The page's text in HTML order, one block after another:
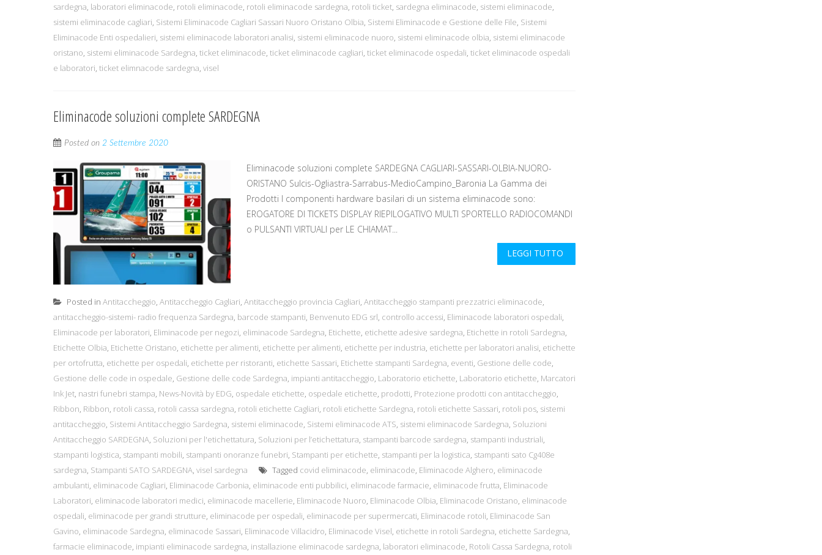
sardegna laboratori eliminacode rotoli eliminacode rotoli eliminacode sardegna rotoli ticket sardegna eliminacode sistemi eliminacode
sistemi eliminacode cagliari Sistemi Eliminacode Cagliari Sassari Nuoro Oristano Olbia Sistemi Eliminacode e Gestione delle File Sistemi
Eliminacode Enti ospedalieri sistemi eliminacode laboratori analisi sistemi eliminacode nuoro sistemi eliminacode olbia sistemi eliminacode
oristano sistemi eliminacode Sardegna ticket eliminacode ticket eliminacode cagliari ticket eliminacode ospedali ticket eliminacode ospedali
e laboratori ticket elimnacode sardegna visel
Eliminacode soluzioni complete SARDEGNA
Posted on 2 Settembre 2020
Eliminacode soluzioni complete SARDEGNA CAGLIARI-SASSARI-OLBIA-NUORO-
ORISTANO Sulcis-Ogliastra-Sarrabus-MedioCampino_Baronia La Gamma dei
Prodotti I componenti hardware basilari di un sistema eliminacode sono:
EROGATORE DI TICKETS DISPLAY RIEPILOGATIVO MULTI SPORTELLO RADIOCOMANDI
o PULSANTI VIRTUALI per LE CHIAMAT...
LEGGI TUTTO
Posted in Antitaccheggio, Antitaccheggio Cagliari, Antitaccheggio provincia Cagliari, Antitaccheggio stampanti prezzatrici eliminacode,
antitaccheggio-sistemi- radio frequenza Sardegna, barcode stampanti, Benvenuto EDG srl, controllo accessi, Eliminacode laboratori ospedali,
Eliminacode per laboratori, Eliminacode per negozi, eliminacode Sardegna, Etichette, etichette adesive sardegna, Etichette in rotoli Sardegna,
Etichette Olbia, Etichette Oristano, etichette per alimenti, etichette per alimenti, etichette per industria, etichette per laboratori analisi, etichette
per ortofrutta, etichette per ospedali, etichette per ristoranti, etichette Sassari, Etichette stampanti Sardegna, eventi, Gestione delle code,
Gestione delle code in ospedale, Gestione delle code Sardegna, impianti antitaccheggio, Laboratorio etichette, Laboratorio etichette, Marcatori
Ink Jet, nastri funebri stampa, News-Novità by EDG, ospedale etichette, ospedale etichette, prodotti, Protezione prodotti con antitaccheggio,
Ribbon, Ribbon, rotoli cassa, rotoli cassa sardegna, rotoli etichette Cagliari, rotoli etichette Sardegna, rotoli etichette Sassari, rotoli pos, sistemi
antitaccheggio, Sistemi Antitaccheggio Sardegna, sistemi eliminacode, Sistemi eliminacode ATS, sistemi eliminacode Sardegna, Soluzioni
Antitaccheggio SARDEGNA, Soluzioni per l'etichettatura, Soluzioni per l’etichettatura, stampanti barcode sardegna, stampanti industriali,
stampanti logistica, stampanti mobili, stampanti onoranze funebri, Stampanti per etichette, stampanti per la logistica, stampanti sato Cg408e
sardegna, Stampanti SATO SARDEGNA, visel sardegna Tagged covid eliminacode, eliminacode, Eliminacode Alghero, eliminacode
ambulanti, eliminacode Cagliari, Eliminacode Carbonia, eliminacode enti pubbilici, eliminacode farmacie, eliminacode frutta, Eliminacode
Laboratori, eliminacode laboratori medici, eliminacode macellerie, Eliminacode Nuoro, Eliminacode Olbia, Eliminacode Oristano, eliminacode
ospedali, eliminacode per grandi strutture, eliminacode per ospedali, eliminacode per supermercati, Eliminacode rotoli, Eliminacode San
Gavino, eliminacode Sardegna, eliminacode Sassari, Eliminacode Villacidro, Eliminacode Visel, etichette in rotoli Sardegna, etichette Sardegna,
farmacie eliminacode, impianti eliminacode sardegna, installazione eliminacode sardegna, laboratori eliminacode, Rotoli Cassa Sardegna, rotoli